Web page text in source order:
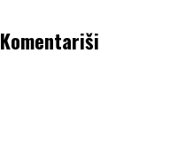
Komentariši